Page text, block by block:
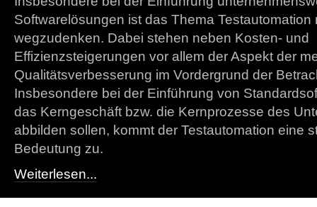
Softwarelösungen ist das Thema Testautomation
wegzudenken. Dabei stehen neben Kosten- und
Effizienzsteigerungen vor allem der Aspekt der
Qualitätsverbesserung im Vordergrund der
Insbesondere bei der Einführung von
das Kerngeschäft bzw. die Kernprozesse des
abbilden sollen, kommt der Testautomation eine
Bedeutung zu.
Weiterlesen...